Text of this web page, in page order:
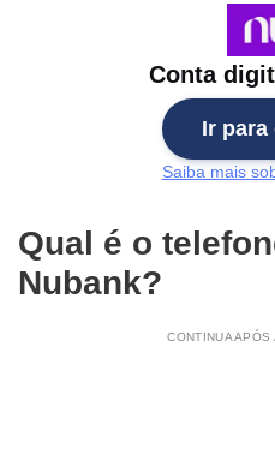
Conta
Ir para
Saiba mais
Qual é o
Nubank?
CONTINUA APÓS